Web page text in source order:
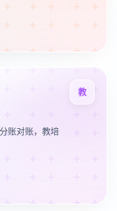
教
账对账，教培